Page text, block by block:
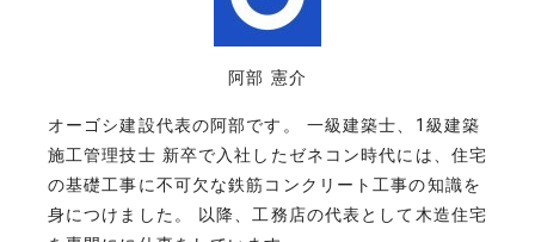
阿部 憲介
オーゴシ建設代表の阿部です。 一級建築士、1級建築
施工管理技士 新卒で入社したゼネコン時代には、住宅
の基礎工事に不可欠な鉄筋コンクリート工事の知識を
身につけました。 以降、工務店の代表として木造住宅